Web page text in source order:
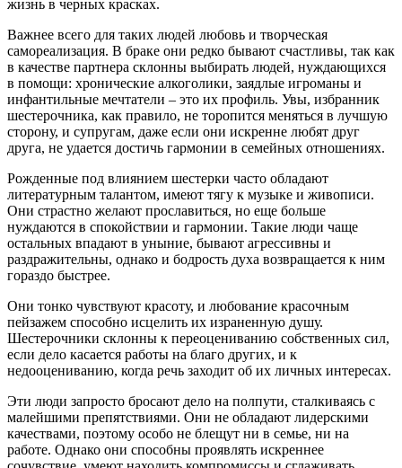
жизнь в черных красках.
Важнее всего для таких людей любовь и творческая
самореализация. В браке они редко бывают счастливы, так как
в качестве партнера склонны выбирать людей, нуждающихся
в помощи: хронические алкоголики, заядлые игроманы и
инфантильные мечтатели – это их профиль. Увы, избранник
шестерочника, как правило, не торопится меняться в лучшую
сторону, и супругам, даже если они искренне любят друг
друга, не удается достичь гармонии в семейных отношениях.
Рожденные под влиянием шестерки часто обладают
литературным талантом, имеют тягу к музыке и живописи.
Они страстно желают прославиться, но еще больше
нуждаются в спокойствии и гармонии. Такие люди чаще
остальных впадают в уныние, бывают агрессивны и
раздражительны, однако и бодрость духа возвращается к ним
гораздо быстрее.
Они тонко чувствуют красоту, и любование красочным
пейзажем способно исцелить их израненную душу.
Шестерочники склонны к переоцениванию собственных сил,
если дело касается работы на благо других, и к
недооцениванию, когда речь заходит об их личных интересах.
Эти люди запросто бросают дело на полпути, сталкиваясь с
малейшими препятствиями. Они не обладают лидерскими
качествами, поэтому особо не блещут ни в семье, ни на
работе. Однако они способны проявлять искреннее